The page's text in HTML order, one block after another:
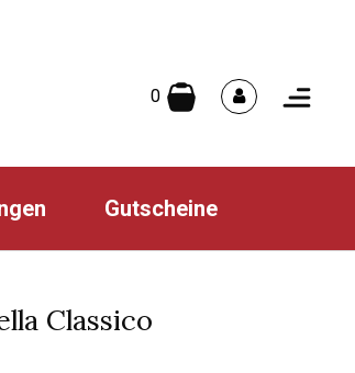
0
Gutscheine
Classico